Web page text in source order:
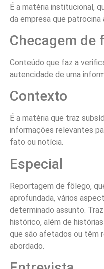
É a matéria institucional,
da empresa que patrocina
Checagem de
Conteúdo que faz a
autencidade de uma
Contexto
É a matéria que traz
informações relevantes
fato ou notícia.
Especial
Reportagem de fôlego,
aprofundada, vários
determinado assunto.
histórico, além de
que são afetados ou têm
abordado.